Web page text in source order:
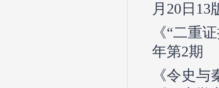
月20日13
《“二重
年第2期
《令史